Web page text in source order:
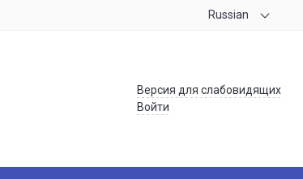
Russian
Версия для слабовидящих
Войти